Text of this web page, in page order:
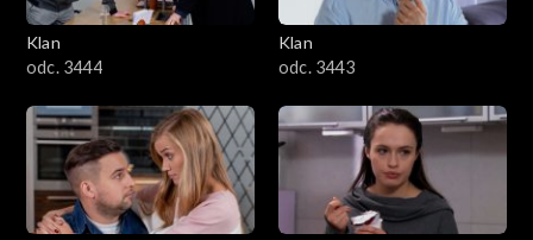
Klan
odc. 3444
Klan
odc. 3443